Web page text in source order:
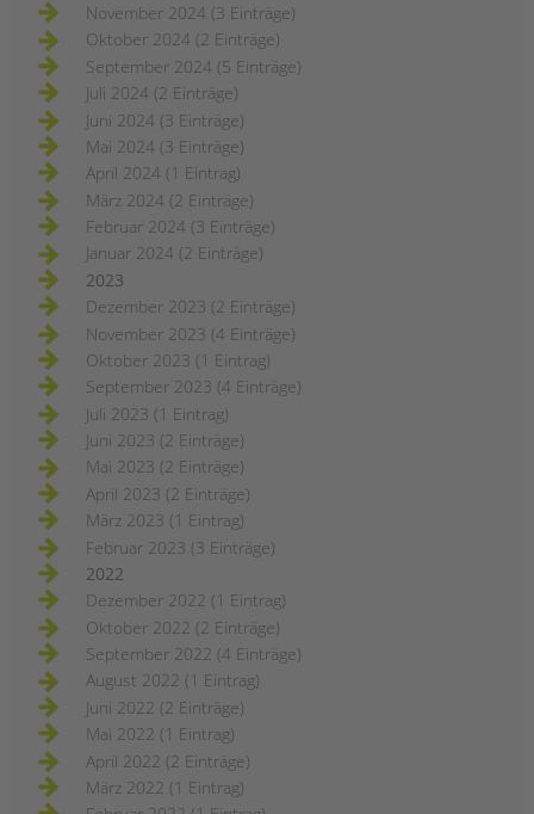
November 2024 (3 Einträge)
Oktober 2024 (2 Einträge)
September 2024 (5 Einträge)
Juli 2024 (2 Einträge)
Juni 2024 (3 Einträge)
Mai 2024 (3 Einträge)
April 2024 (1 Eintrag)
März 2024 (2 Einträge)
Februar 2024 (3 Einträge)
Januar 2024 (2 Einträge)
2023
Dezember 2023 (2 Einträge)
November 2023 (4 Einträge)
Oktober 2023 (1 Eintrag)
September 2023 (4 Einträge)
Juli 2023 (1 Eintrag)
Juni 2023 (2 Einträge)
Mai 2023 (2 Einträge)
April 2023 (2 Einträge)
März 2023 (1 Eintrag)
Februar 2023 (3 Einträge)
2022
Dezember 2022 (1 Eintrag)
Oktober 2022 (2 Einträge)
September 2022 (4 Einträge)
August 2022 (1 Eintrag)
Juni 2022 (2 Einträge)
Mai 2022 (1 Eintrag)
April 2022 (2 Einträge)
März 2022 (1 Eintrag)